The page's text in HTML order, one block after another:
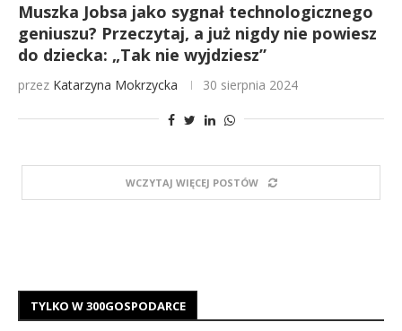
Muszka Jobsa jako sygnał technologicznego
geniuszu? Przeczytaj, a już nigdy nie powiesz
do dziecka: „Tak nie wyjdziesz”
przez Katarzyna Mokrzycka 30 sierpnia 2024
WCZYTAJ WIĘCEJ POSTÓW
TYLKO W 300GOSPODARCE